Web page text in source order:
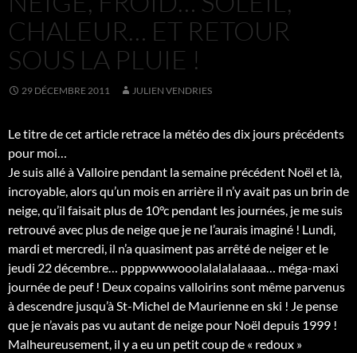
CHALEUR… ET RETOUR
SOUS LA PLUIE !
29 DÉCEMBRE 2011 JULIEN VENDRIES
Le titre de cet article retrace la météo des dix jours précédents
pour moi…
Je suis allé à Valloire pendant la semaine précédent Noël et là,
incroyable, alors qu’un mois en arrière il n’y avait pas un brin de
neige, qu’il faisait plus de 10°c pendant les journées, je me suis
retrouvé avec plus de neige que je ne l’aurais imaginé ! Lundi,
mardi et mercredi, il n’a quasiment pas arrêté de neiger et le
jeudi 22 décembre… ppppwwwooolalalalalaaaa… méga-maxi
journée de peuf ! Deux copains valloirins sont même parvenus
à descendre jusqu’à St-Michel de Maurienne en ski ! Je pense
que je n’avais pas vu autant de neige pour Noël depuis 1999 !
Malheureusement, il y a eu un petit coup de « redoux »